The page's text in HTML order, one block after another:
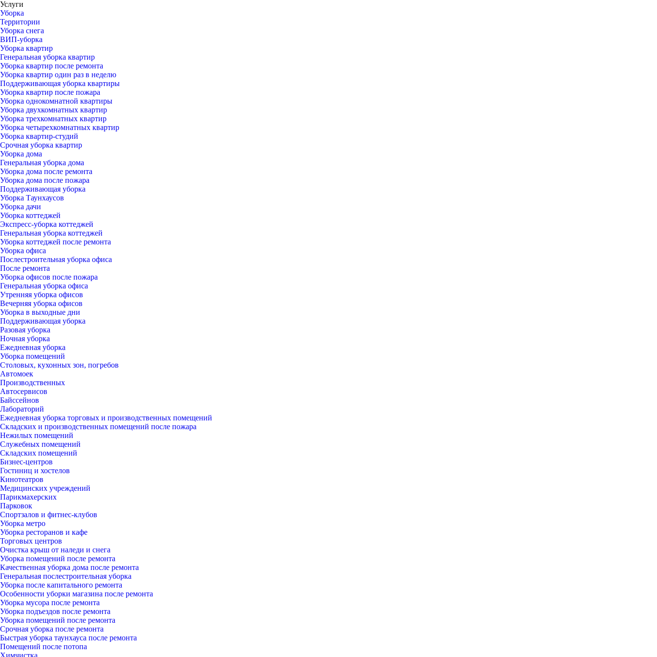
Услуги
Уборка
Территории
Уборка снега
ВИП-уборка
Уборка квартир
Генеральная уборка квартир
Уборка квартир после ремонта
Уборка квартир один раз в неделю
Поддерживающая уборка квартиры
Уборка квартир после пожара
Уборка однокомнатной квартиры
Уборка двухкомнатных квартир
Уборка трехкомнатных квартир
Уборка четырехкомнатных квартир
Уборка квартир-студий
Срочная уборка квартир
Уборка дома
Генеральная уборка дома
Уборка дома после ремонта
Уборка дома после пожара
Поддерживающая уборка
Уборка Таунхаусов
Уборка дачи
Уборка коттеджей
Экспресс-уборка коттеджей
Генеральная уборка коттеджей
Уборка коттеджей после ремонта
Уборка офиса
Послестроительная уборка офиса
После ремонта
Уборка офисов после пожара
Генеральная уборка офиса
Утренняя уборка офисов
Вечерняя уборка офисов
Уборка в выходные дни
Поддерживающая уборка
Разовая уборка
Ночная уборка
Ежедневная уборка
Уборка помещений
Столовых, кухонных зон, погребов
Автомоек
Производственных
Автосервисов
Байссейнов
Лабораторий
Ежедневная уборка торговых и производственных помещений
Складских и производственных помещений после пожара
Нежилых помещений
Служебных помещений
Складских помещений
Бизнес-центров
Гостиниц и хостелов
Кинотеатров
Медицинских учреждений
Парикмахерских
Парковок
Спортзалов и фитнес-клубов
Уборка метро
Уборка ресторанов и кафе
Торговых центров
Очистка крыш от наледи и снега
Уборка помещений после ремонта
Качественная уборка дома после ремонта
Генеральная послестроительная уборка
Уборка после капитального ремонта
Особенности уборки магазина после ремонта
Уборка мусора после ремонта
Уборка подъездов после ремонта
Уборка помещений после ремонта
Срочная уборка после ремонта
Быстрая уборка таунхауса после ремонта
Помещений после потопа
Химчистка